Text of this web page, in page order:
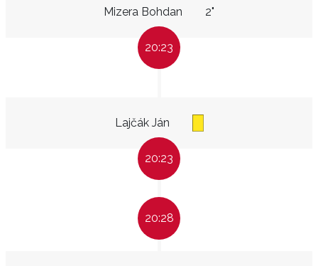
Mizera Bohdan 2"
20:23
Lajčák Ján
20:23
20:28